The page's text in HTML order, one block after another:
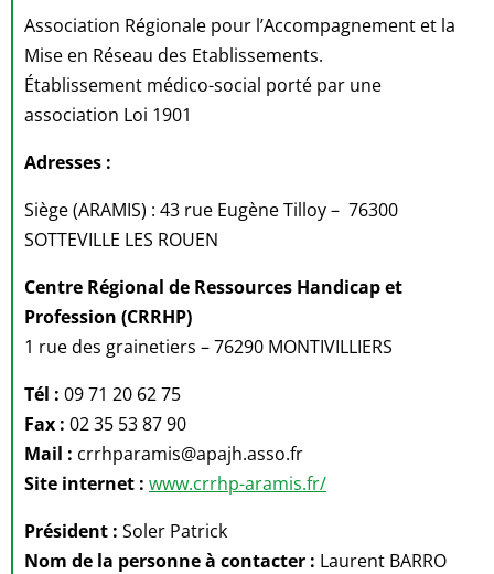
Association Régionale pour l’Accompagnement et la
Mise en Réseau des Etablissements.
Établissement médico-social porté par une
association Loi 1901
Adresses :
Siège (ARAMIS) : 43 rue Eugène Tilloy – 76300
SOTTEVILLE LES ROUEN
Centre Régional de Ressources Handicap et
Profession (CRRHP)
1 rue des grainetiers – 76290 MONTIVILLIERS
Tél : 09 71 20 62 75
Fax : 02 35 53 87 90
Mail : crrhparamis@apajh.asso.fr
Site internet : www.crrhp-aramis.fr/
Président : Soler Patrick
Nom de la personne à contacter : Laurent BARRO